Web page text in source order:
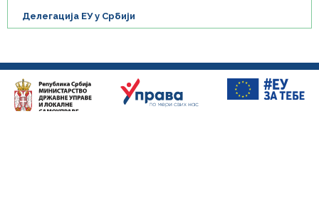
Делегација ЕУ у Србији